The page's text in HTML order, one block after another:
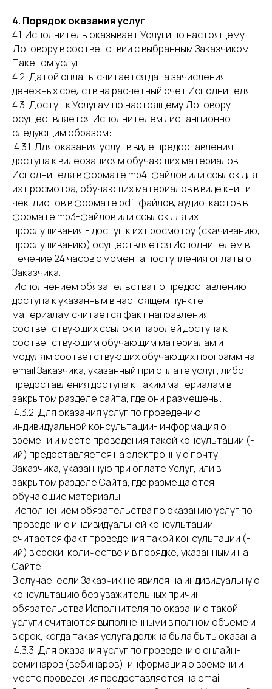
4. Порядок оказания услуг
4.1. Исполнитель оказывает Услуги по настоящему
Договору в соответствии с выбранным Заказчиком
Пакетом услуг.
4.2. Датой оплаты считается дата зачисления
денежных средств на расчетный счет Исполнителя.
4.3. Доступ к Услугам по настоящему Договору
осуществляется Исполнителем дистанционно
следующим образом:
4.3.1. Для оказания услуг в виде предоставления
доступа к видеозаписям обучающих материалов
Исполнителя в формате mp4-файлов или ссылок для
их просмотра, обучающих материалов в виде книг и
чек-листов в формате pdf-файлов, аудио-кастов в
формате mp3-файлов или ссылок для их
прослушивания - доступ к их просмотру (скачиванию,
прослушиванию) осуществляется Исполнителем в
течение 24 часов с момента поступления оплаты от
Заказчика.
Исполнением обязательства по предоставлению
доступа к указанным в настоящем пункте
материалам считается факт направления
соответствующих ссылок и паролей доступа к
соответствующим обучающим материалам и
модулям соответствующих обучающих программ на
email Заказчика, указанный при оплате услуг, либо
предоставления доступа к таким материалам в
закрытом разделе сайта, где они размещены.
4.3.2. Для оказания услуг по проведению
индивидуальной консультации- информация о
времени и месте проведения такой консультации (-
ий) предоставляется на электронную почту
Заказчика, указанную при оплате Услуг, или в
закрытом разделе Сайта, где размещаются
обучающие материалы.
Исполнением обязательства по оказанию услуг по
проведению индивидуальной консультации
считается факт проведения такой консультации (-
ий) в сроки, количестве и в порядке, указанными на
Сайте.
В случае, если Заказчик не явился на индивидуальную
консультацию без уважительных причин,
обязательства Исполнителя по оказанию такой
услуги считаются выполненными в полном объеме и
в срок, когда такая услуга должна была быть оказана.
4.3.3. Для оказания услуг по проведению онлайн-
семинаров (вебинаров), информация о времени и
месте проведения предоставляется на email